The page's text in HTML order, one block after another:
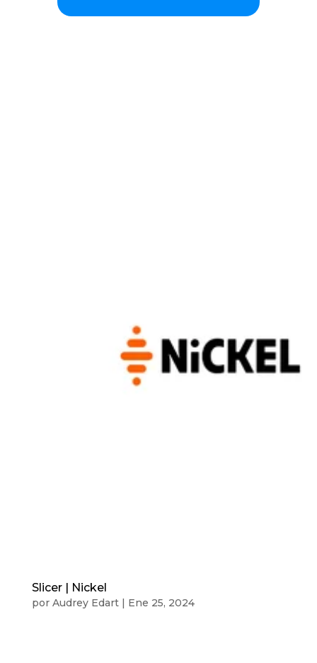
Slicer | Nickel
por Audrey Edart| Ene 25, 2024